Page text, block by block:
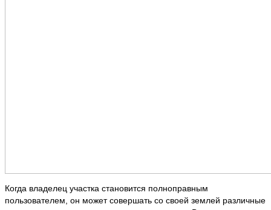
Когда владелец участка становится полноправным
пользователем, он может совершать со своей землей различные